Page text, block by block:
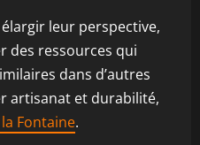
leur perspective,
des ressources qui
dans d’autres
artisanat et durabilité,
Fontaine.